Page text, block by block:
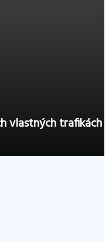
vlastných trafikách